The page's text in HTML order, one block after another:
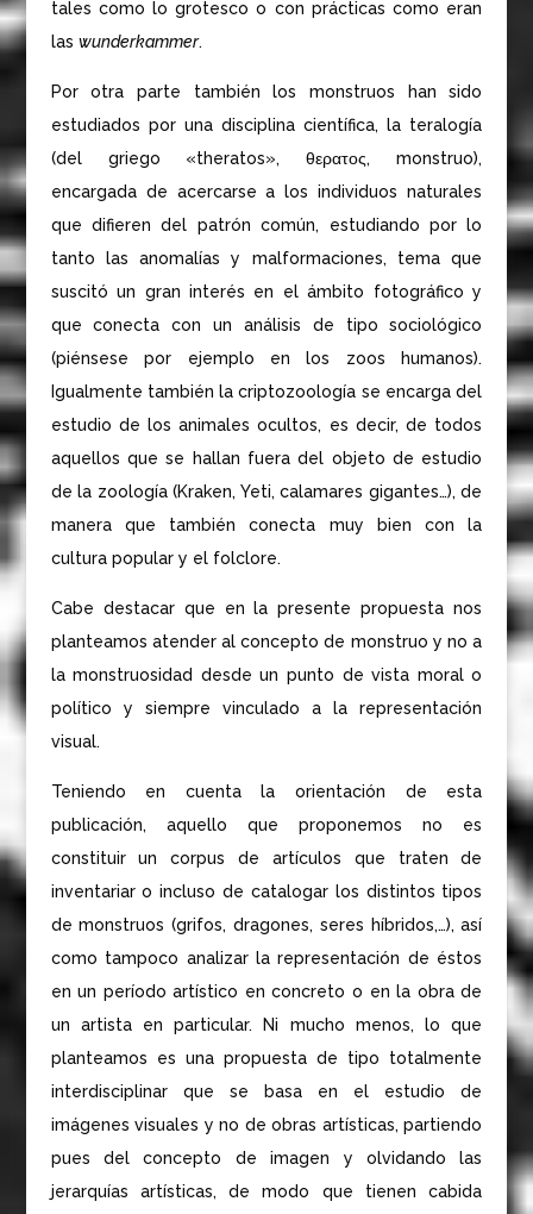
tales como lo grotesco o con prácticas como eran
las wunderkammer.
Por otra parte también los monstruos han sido
estudiados por una disciplina científica, la teralogía
(del griego «theratos», θερατος, monstruo),
encargada de acercarse a los individuos naturales
que difieren del patrón común, estudiando por lo
tanto las anomalías y malformaciones, tema que
suscitó un gran interés en el ámbito fotográfico y
que conecta con un análisis de tipo sociológico
(piénsese por ejemplo en los zoos humanos).
Igualmente también la criptozoología se encarga del
estudio de los animales ocultos, es decir, de todos
aquellos que se hallan fuera del objeto de estudio
de la zoología (Kraken, Yeti, calamares gigantes…), de
manera que también conecta muy bien con la
cultura popular y el folclore.
Cabe destacar que en la presente propuesta nos
planteamos atender al concepto de monstruo y no a
la monstruosidad desde un punto de vista moral o
político y siempre vinculado a la representación
visual.
Teniendo en cuenta la orientación de esta
publicación, aquello que proponemos no es
constituir un corpus de artículos que traten de
inventariar o incluso de catalogar los distintos tipos
de monstruos (grifos, dragones, seres híbridos,…), así
como tampoco analizar la representación de éstos
en un período artístico en concreto o en la obra de
un artista en particular. Ni mucho menos, lo que
planteamos es una propuesta de tipo totalmente
interdisciplinar que se basa en el estudio de
imágenes visuales y no de obras artísticas, partiendo
pues del concepto de imagen y olvidando las
jerarquías artísticas, de modo que tienen cabida